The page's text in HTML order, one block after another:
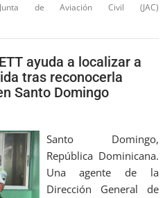
Junta de Aviación Civil (JAC)
ayuda a localizar a
tras reconocerla
Santo Domingo
Santo Domingo,
República Dominicana.
Una agente de la
Dirección General de